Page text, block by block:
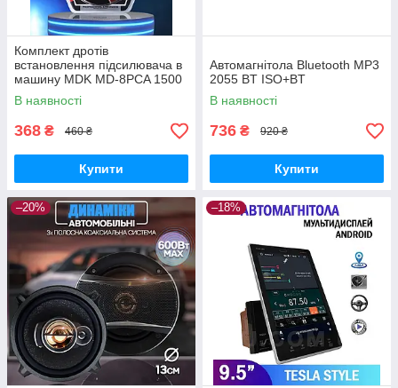
Комплект дротів
встановлення підсилювача в
машину MDK MD-8PCA 1500
Вт Комплект кабелів для
автозвуку
В наявності
368 ₴ 460 ₴
Купити
Автомагнітола Bluetooth MP3
2055 BT ISO+BT
В наявності
736 ₴ 920 ₴
Купити
–20% –18%